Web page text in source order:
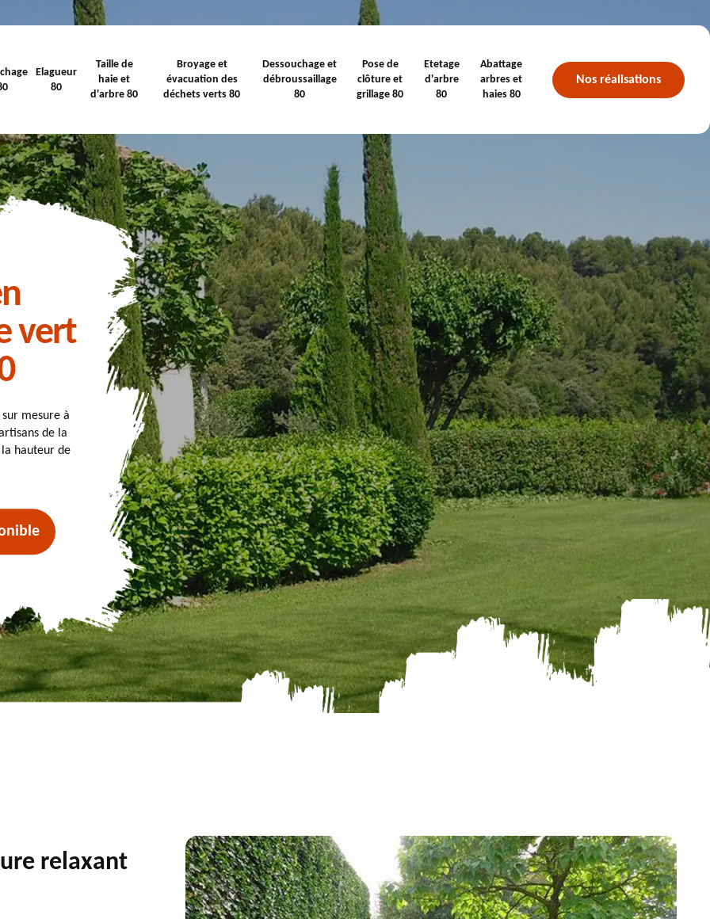
Elagueur
80
Taille de
haie et
d'arbre 80
Broyage et
évacuation des
déchets verts 80
Dessouchage et
débroussaillage
80
Pose de
clôture et
grillage 80
Etetage
d'arbre
80
Abattage
arbres et
haies 80
Nos réalisations
vert
mesure à
de la
la hauteur de
relaxant